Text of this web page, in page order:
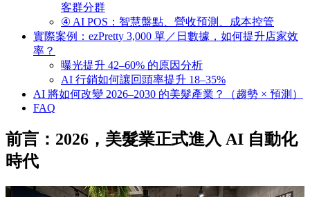
客群分群
④ AI POS：智慧盤點、營收預測、成本控管
實際案例：ezPretty 3,000 單／日數據，如何提升店家效
率？
曝光提升 42–60% 的原因分析
AI 行銷如何讓回頭率提升 18–35%
AI 將如何改變 2026–2030 的美髮產業？（趨勢 × 預測）
FAQ
前言：2026，美髮業正式進入 AI 自動化
時代